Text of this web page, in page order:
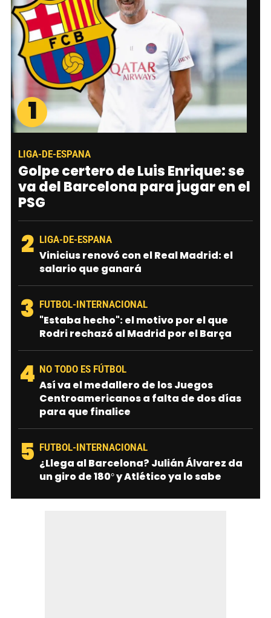
1
LIGA-DE-ESPANA
Golpe certero de Luis Enrique: se
va del Barcelona para jugar en el
PSG
2 LIGA-DE-ESPANA
Vinicius renovó con el Real Madrid: el
salario que ganará
3 FUTBOL-INTERNACIONAL
"Estaba hecho": el motivo por el que
Rodri rechazó al Madrid por el Barça
4 NO TODO ES FÚTBOL
Así va el medallero de los Juegos
Centroamericanos a falta de dos días
para que finalice
5 FUTBOL-INTERNACIONAL
¿Llega al Barcelona? Julián Álvarez da
un giro de 180° y Atlético ya lo sabe